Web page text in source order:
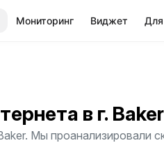
Мониторинг Виджет
в г. Baker
Мы проанализировали